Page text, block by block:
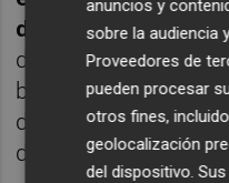
diversificación
de la utilización de
biocarburantes,
de las pymes
del trabajo
anuncios y
sobre la audiencia
Proveedores de
pueden procesar
otros fines,
geolocalización
del dispositivo.